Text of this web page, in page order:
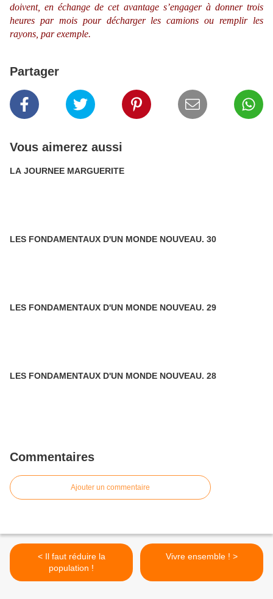
doivent, en échange de cet avantage s’engager à donner trois
heures par mois pour décharger les camions ou remplir les
rayons, par exemple.
Partager
Vous aimerez aussi
LA JOURNEE MARGUERITE
LES FONDAMENTAUX D'UN MONDE NOUVEAU. 30
LES FONDAMENTAUX D'UN MONDE NOUVEAU. 29
LES FONDAMENTAUX D'UN MONDE NOUVEAU. 28
Commentaires
Ajouter un commentaire
< Il faut réduire la
population !
Vivre ensemble ! >